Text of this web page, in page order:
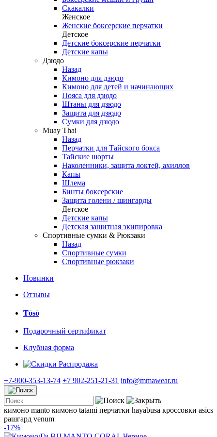
Скакалки
Женское
Женские боксерские перчатки
Детское
Детские боксерские перчатки
Детские капы
Дзюдо
Назад
Кимоно для дзюдо
Кимоно для детей и начинающих
Пояса для дзюдо
Штаны для дзюдо
Защита для дзюдо
Сумки для дзюдо
Muay Thai
Назад
Перчатки для Тайского бокса
Тайские шорты
Наколенники, защита локтей, ахиллов
Капы
Шлема
Бинты боксерские
Защита голени / шингарды
Детское
Детские капы
Детская защитная экипировка
Спортивные сумки & Рюкзаки
Назад
Спортивные сумки
Спортивные рюкзаки
Новинки
Отзывы
Tōsō
Подарочный сертификат
Клубная форма
Распродажа
+7-900-353-13-74 +7 902-251-21-31 info@mmawear.ru
кимоно manto кимоно tatami перчатки hayabusa кроссовки asics
рашгард venum
-17%